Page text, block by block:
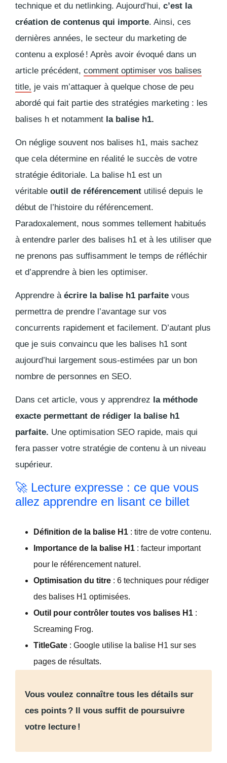
technique et du netlinking. Aujourd’hui, c’est la
création de contenus qui importe. Ainsi, ces
dernières années, le secteur du marketing de
contenu a explosé ! Après avoir évoqué dans un
article précédent, comment optimiser vos balises
title, je vais m’attaquer à quelque chose de peu
abordé qui fait partie des stratégies marketing : les
balises h et notamment la balise h1.
On néglige souvent nos balises h1, mais sachez
que cela détermine en réalité le succès de votre
stratégie éditoriale. La balise h1 est un
véritable outil de référencement utilisé depuis le
début de l’histoire du référencement.
Paradoxalement, nous sommes tellement habitués
à entendre parler des balises h1 et à les utiliser que
ne prenons pas suffisamment le temps de réfléchir
et d’apprendre à bien les optimiser.
Apprendre à écrire la balise h1 parfaite vous
permettra de prendre l’avantage sur vos
concurrents rapidement et facilement. D’autant plus
que je suis convaincu que les balises h1 sont
aujourd’hui largement sous-estimées par un bon
nombre de personnes en SEO.
Dans cet article, vous y apprendrez la méthode
exacte permettant de rédiger la balise h1
parfaite. Une optimisation SEO rapide, mais qui
fera passer votre stratégie de contenu à un niveau
supérieur.
🚀 Lecture expresse : ce que vous
allez apprendre en lisant ce billet
Définition de la balise H1 : titre de votre contenu.
Importance de la balise H1 : facteur important
pour le référencement naturel.
Optimisation du titre : 6 techniques pour rédiger
des balises H1 optimisées.
Outil pour contrôler toutes vos balises H1 :
Screaming Frog.
TitleGate : Google utilise la balise H1 sur ses
pages de résultats.
Vous voulez connaître tous les détails sur
ces points ? Il vous suffit de poursuivre
votre lecture !